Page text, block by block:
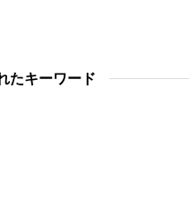
たキーワード